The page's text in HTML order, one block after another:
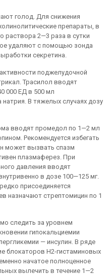
голод. Для снижения
препараты, в
раствора 2—3 раза в сутки
удаляют с помощью зонда
секретина.
поджелудочной
Трасилол вводят
000 ЕД в 500 мл
В тяжелых случаях дозу
вводят промедол по 1—2 мл
Рекомендуется избегать
может вызвать спазм
плазмаферез. При
давления вводят
в дозе 100—125 мг.
присоединяется
назначают стрептомицин по 1
следить за уровнем
гипокальциемии
— инсулин. В ряде
блокаторов Н2-гистаминовых
начатое полноценное
вылечить в течение 1—2